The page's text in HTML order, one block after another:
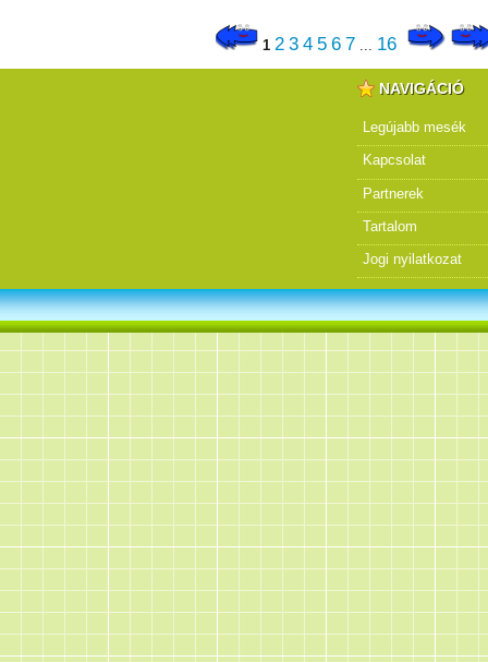
1 2 3 4 5 6 7 ... 16
NAVIGÁCIÓ
Legújabb mesék
Kapcsolat
Partnerek
Tartalom
Jogi nyilatkozat